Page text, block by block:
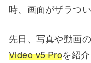
時、画面がザラつ
先日、写真や動画
Video v5 Proを紹介